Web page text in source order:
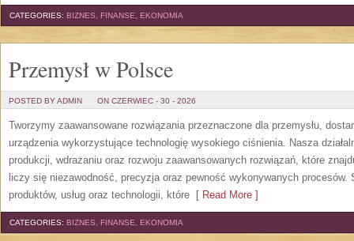
CATEGORIES: BIZNES, FINANSE, EKONOMIA
Przemysł w Polsce
POSTED BY ADMIN ON CZERWIEC - 30 - 2026
Tworzymy zaawansowane rozwiązania przeznaczone dla przemysłu,
urządzenia wykorzystujące technologię wysokiego ciśnienia. Nasza
produkcji, wdrażaniu oraz rozwoju zaawansowanych rozwiązań, które
liczy się niezawodność, precyzja oraz pewność wykonywanych procesów.
produktów, usług oraz technologii, które [ Read More ]
CATEGORIES: BIZNES, FINANSE, EKONOMIA